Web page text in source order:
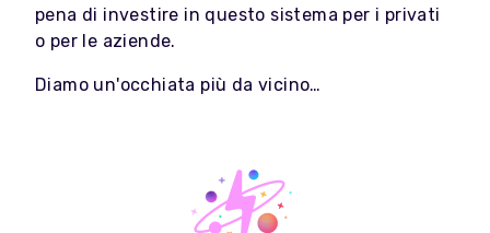
pena di investire in questo sistema per i privati
o per le aziende.
Diamo un'occhiata più da vicino…